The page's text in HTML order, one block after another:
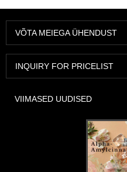
VÕTA MEIEGA ÜHENDUST
INQUIRY FOR PRICELIST
VIIMASED UUDISED